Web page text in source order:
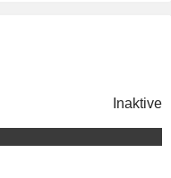
Inaktive